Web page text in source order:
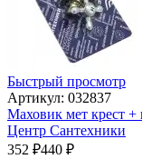
Быстрый просмотр
Артикул: 032837
Маховик мет крест +
Центр Сантехники
352 ₽440 ₽